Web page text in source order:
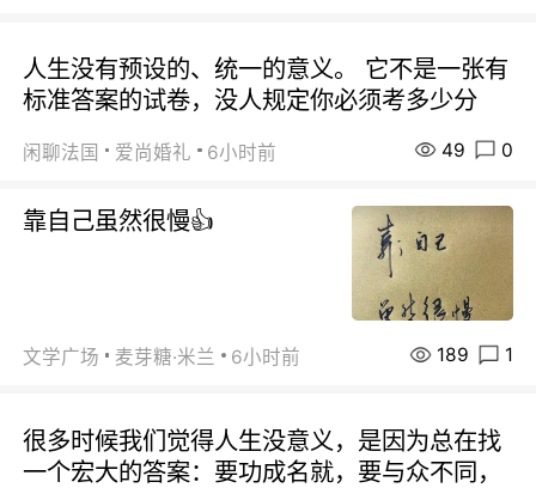
人生没有预设的、统一的意义。 它不是一张有
标准答案的试卷，没人规定你必须考多少分
闲聊法国 爱尚婚礼 6小时前 49 0
靠自己虽然很慢👍
文学广场 麦芽糖·米兰 6小时前 189 1
很多时候我们觉得人生没意义，是因为总在找
一个宏大的答案：要功成名就，要与众不同，